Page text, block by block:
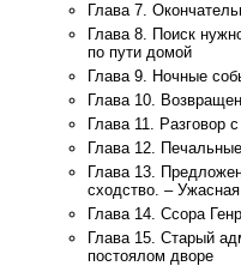
Глава 7.
Глава 8. Поиск
по пути домой
Глава 9. Ночные
Глава 10.
Глава 11.
Глава 12.
Глава 13.
сходство. –
Глава 14. Ссора
Глава 15. Старый
постоялом дворе